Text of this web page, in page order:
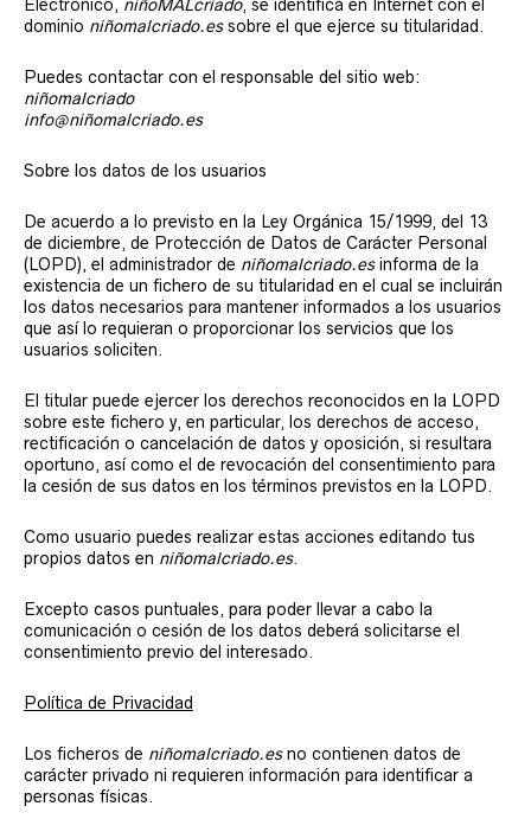
Electrónico, niñoMALcriado, se identifica en Internet con el
dominio niñomalcriado.essobre el que ejerce su titularidad.
Puedes contactar con el responsable del sitio web:
niñomalcriado
info@niñomalcriado.es
Sobre los datos de los usuarios
De acuerdo a lo previsto en la Ley Orgánica 15/1999, del 13
de diciembre, de Protección de Datos de Carácter Personal
(LOPD), el administrador de niñomalcriado.esinforma de la
existencia de un fichero de su titularidad en el cual se incluirán
los datos necesarios para mantener informados a los usuarios
que así lo requieran o proporcionar los servicios que los
usuarios soliciten.
El titular puede ejercer los derechos reconocidos en la LOPD
sobre este fichero y, en particular, los derechos de acceso,
rectificación o cancelación de datos y oposición, si resultara
oportuno, así como el de revocación del consentimiento para
la cesión de sus datos en los términos previstos en la LOPD.
Como usuario puedes realizar estas acciones editando tus
propios datos en niñomalcriado.es.
Excepto casos puntuales, para poder llevar a cabo la
comunicación o cesión de los datos deberá solicitarse el
consentimiento previo del interesado.
Política de Privacidad
Los ficheros de niñomalcriado.esno contienen datos de
carácter privado ni requieren información para identificar a
personas físicas.